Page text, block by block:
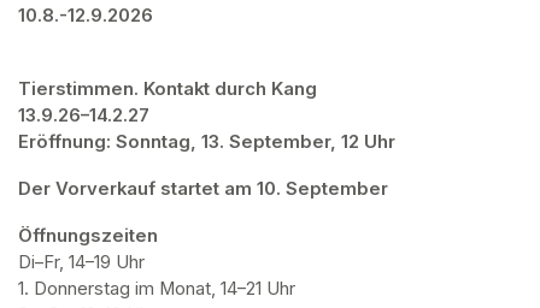
10.8.-12.9.2026
Tierstimmen. Kontakt durch Kang
13.9.26–14.2.27
Eröffnung: Sonntag, 13. September, 12 Uhr
Der Vorverkauf startet am 10. September
Öffnungszeiten
Di–Fr, 14–19 Uhr
1. Donnerstag im Monat, 14–21 Uhr